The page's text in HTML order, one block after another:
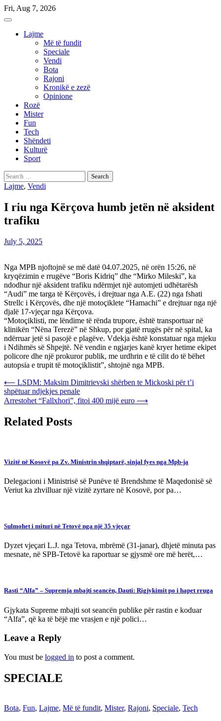
Skip
to
Fri, Aug 7, 2026
Lajme
Më të fundit
Speciale
Vendi
Bota
Rajoni
Kronikë e zezë
Opinione
Rozë
Mister
Fun
Tech
Shëndeti
Kulturë
Sport
Search
for:
Lajme, Vendi
I riu nga Kërçova humb jetën në aksident
trafiku
July 5, 2025
Nga MPB njoftojnë se më datë 04.07.2025, në orën 15:26, në
kryqëzimin e rrugëve “Boris Kidriq” dhe “Mirko Mileski”, ka
ndodhur një aksident trafiku ndërmjet një automjeti udhëtarësh
“Audi” me targa të Kërçovës, i drejtuar nga A.E. (22) nga fshati
Strellc i Kërçovës, dhe një motoçiklete “Hamachi” e drejtuar nga një
djalë 17-vjeçar nga Kërçova.
“Motoçiklisti, me lëndime të rënda trupore, është transportuar në
klinikën “Nëna Terezë” në Shkup, por gjatë rrugës për në spital, ka
ndërruar jetë si pasojë e plagëve. Vdekja është konstatuar nga mjeku
i Ndihmës së Shpejtë. Në vendin e ngjarjes kanë kryer hetime ekipet
policore dhe një prokuror publik, me urdhrin e të cilit do të bëhet
autopsia e trupit të motoçiklistit”, shtojnë nga MPB.
Post
navigation
⟵ LSDM: Maksim Dimitrievski shërben te Mickoski për t’i
shpëtuar ndjekjes penale
Arrestohet “Fallxhori”, fitoi 400 mijë euro ⟶
Related Posts
Vizitë në Kosovë pa Zv. Ministrin shqiptarë, sinjal fyes nga Mpb-ja
Delegacioni i Ministrisë së Punëve të Brendshme të Maqedonisë së
Veriut ka zhvilluar një vizitë zyrtare në Kosovë, por pa…
Sulmohet i mituri në Tetovë nga një 35 vjeçar
Dyzet vjeçari L.J. nga Tetova, mbrëmë (31-janar), dhjetë minuta pas
mesnate, në SPB-Tetovë ka raportuar se gjysmë ore më herët,…
Rasti “Alfa” – Supremja mbajti seancën, Dauti: Rigjykimit po i hapet rruga
Gjykata Supreme mbajti sot seancën publike për rastin e koduar
“Alfa”, që ka të bëjë me vrasjen e një polici…
Leave a Reply
You must be logged in to post a comment.
SPECIALE
Bota, Fun, Lajme, Më të fundit, Mister, Rajoni, Speciale, Tech